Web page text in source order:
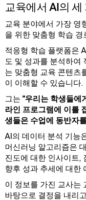
교육에서 AI의 세
교육 분야에서 가장 영
을 위한 맞춤형 학습
적응형 학습 플랫폼은
도 및 성과를 분석하여
는 맞춤형 교육 콘텐츠
이 이해할 수 있습니다.
그는 "우리는 학생들에
라인 프로그램에 이를
생들은 수업에 동반자
AI의 데이터 분석 기능
머신러닝 알고리즘은
진도에 대한 인사이트,
향후 성과 추세에 대한
이 정보를 가진 교사는
바탕으로 결정을 내리